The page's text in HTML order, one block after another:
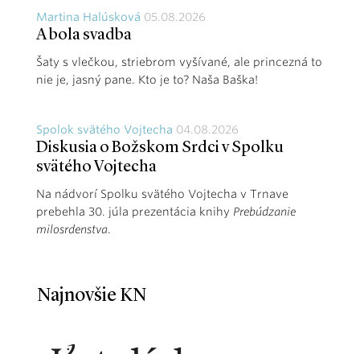
Martina Halúsková 05.08.2026
A bola svadba
Šaty s vlečkou, striebrom vyšívané, ale princezná to
nie je, jasný pane. Kto je to? Naša Baška!
Spolok svätého Vojtecha 04.08.2026
Diskusia o Božskom Srdci v Spolku
svätého Vojtecha
Na nádvorí Spolku svätého Vojtecha v Trnave
prebehla 30. júla prezentácia knihy Prebúdzanie
milosrdenstva.
Najnovšie KN